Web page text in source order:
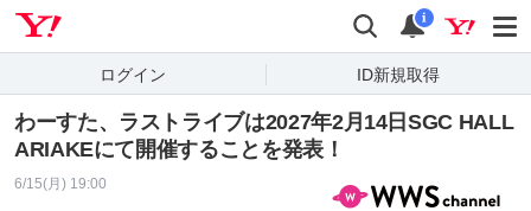
検索 通知
i
ログイン ID新規取得
わーすた、ラストライブは2027年2月14日SGC HALL
ARIAKEにて開催することを発表！
6/15(月) 19:00